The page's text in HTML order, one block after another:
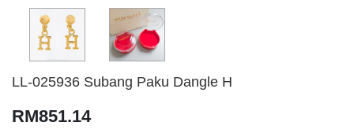
LL-025936 Subang Paku Dangle H
RM851.14